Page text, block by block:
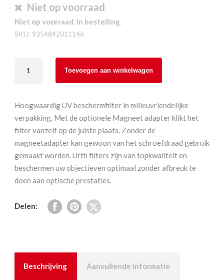
Niet op voorraad
Niet op voorraad. In bestelling.
SKU: 9354842011146
Magnetic
filter
mm
Toevoegen aan winkelwagen
Hoogwaardig UV beschermfilter in milieuvriendelijke
verpakking. Met de optionele Magneet adapter klikt het
filter vanzelf op de juiste plaats. Zonder de
magneetadapter kan gewoon van het schroefdraad gebruik
gemaakt worden. Urth filters zijn van topkwaliteit en
beschermen uw objectieven optimaal zonder afbreuk te
doen aan optische prestaties.
Delen:
Beschrijving Aanvullende informatie